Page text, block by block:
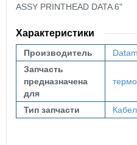
ASSY PRINTHEAD DATA 6"
Характеристики
Производитель
Запчасть
предназначена
для
Тип запчасти